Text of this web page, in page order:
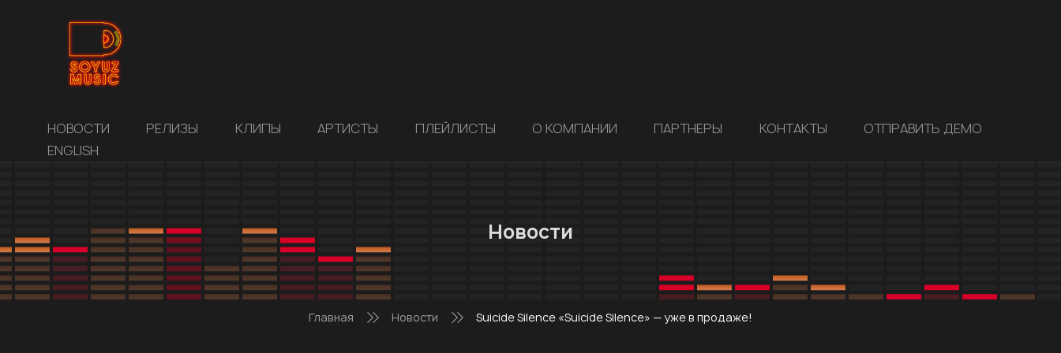
НОВОСТИ РЕЛИЗЫ КЛИПЫ АРТИСТЫ ПЛЕЙЛИСТЫ О КОМПАНИИ ПАРТНЕРЫ КОНТАКТЫ
ОТПРАВИТЬ ДЕМО
ENGLISH
Новости
Главная Новости Suicide Silence «Suicide Silence» — уже в продаже!